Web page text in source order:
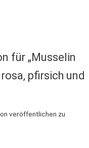
für „Musselin
pfirsich und
veröffentlichen zu